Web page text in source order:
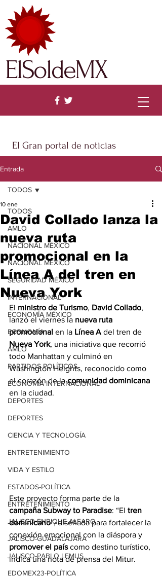
El Gran portal de noticias
ElSoldeMX
Entrada
TODOS
AMLO
NACIONAL MÉXICO
NACIONAL MÉXICO
SEGURIDAD MÉXICO
INTERNACIONAL
ECONOMÍA MÉXICO
ECONOMÍA
AMLO
PARTIDOS POLÍTICOS
ECONOMÍA INTERNACIONAL
DEPORTES
DEPORTES
CIENCIA Y TECNOLOGÍA
ENTRETENIMIENTO
VIDA Y ESTILO
ESTADOS-POLÍTICA
ENTRETENIMIENTO
JALISCO-ENRIQUE ALFARO
JALISCO-GUADALAJARA
JALISCO-PABLO LEMUS
EDOMEX23-POLÍTICA
TODOS
David Collado lanza la
nueva ruta
promocional en la
Línea A del tren en
Nueva York
10 ene
El ministro de Turismo, David Collado,
lanzó el viernes la nueva ruta
promocional en la Línea A del tren de
Nueva York, una iniciativa que recorrió
todo Manhattan y culminó en
Washington Heights, reconocido como
el corazón de la comunidad dominicana
en la ciudad.
Este proyecto forma parte de la
campaña Subway to Paradise: “El tren
dominicano”, diseñada para fortalecer la
conexión emocional con la diáspora y
promover el país como destino turístico,
indica una nota de prensa del Mitur.